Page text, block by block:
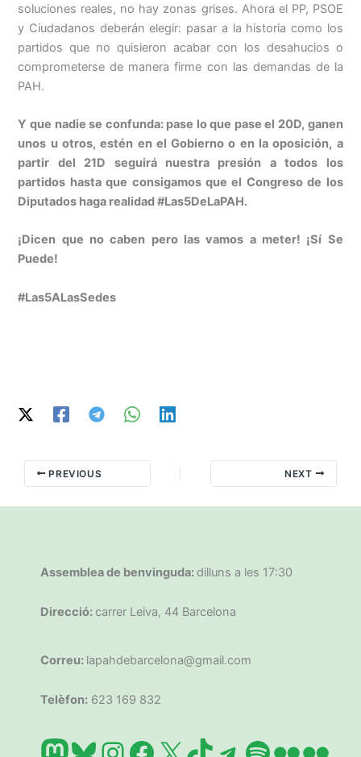
soluciones reales, no hay zonas grises. Ahora el PP, PSOE
y Ciudadanos deberán elegir: pasar a la historia como los
partidos que no quisieron acabar con los desahucios o
comprometerse de manera firme con las demandas de la
PAH.
Y que nadie se confunda: pase lo que pase el 20D, ganen
unos u otros, estén en el Gobierno o en la oposición, a
partir del 21D seguirá nuestra presión a todos los
partidos hasta que consigamos que el Congreso de los
Diputados haga realidad #Las5DeLaPAH.
¡Dicen que no caben pero las vamos a meter! ¡Sí Se
Puede!
#Las5ALasSedes
PREVIOUS NEXT
Assemblea de benvinguda: dilluns a les 17:30
Direcció: carrer Leiva, 44 Barcelona
Correu: lapahdebarcelona@gmail.com
Telèfon: 623 169 832